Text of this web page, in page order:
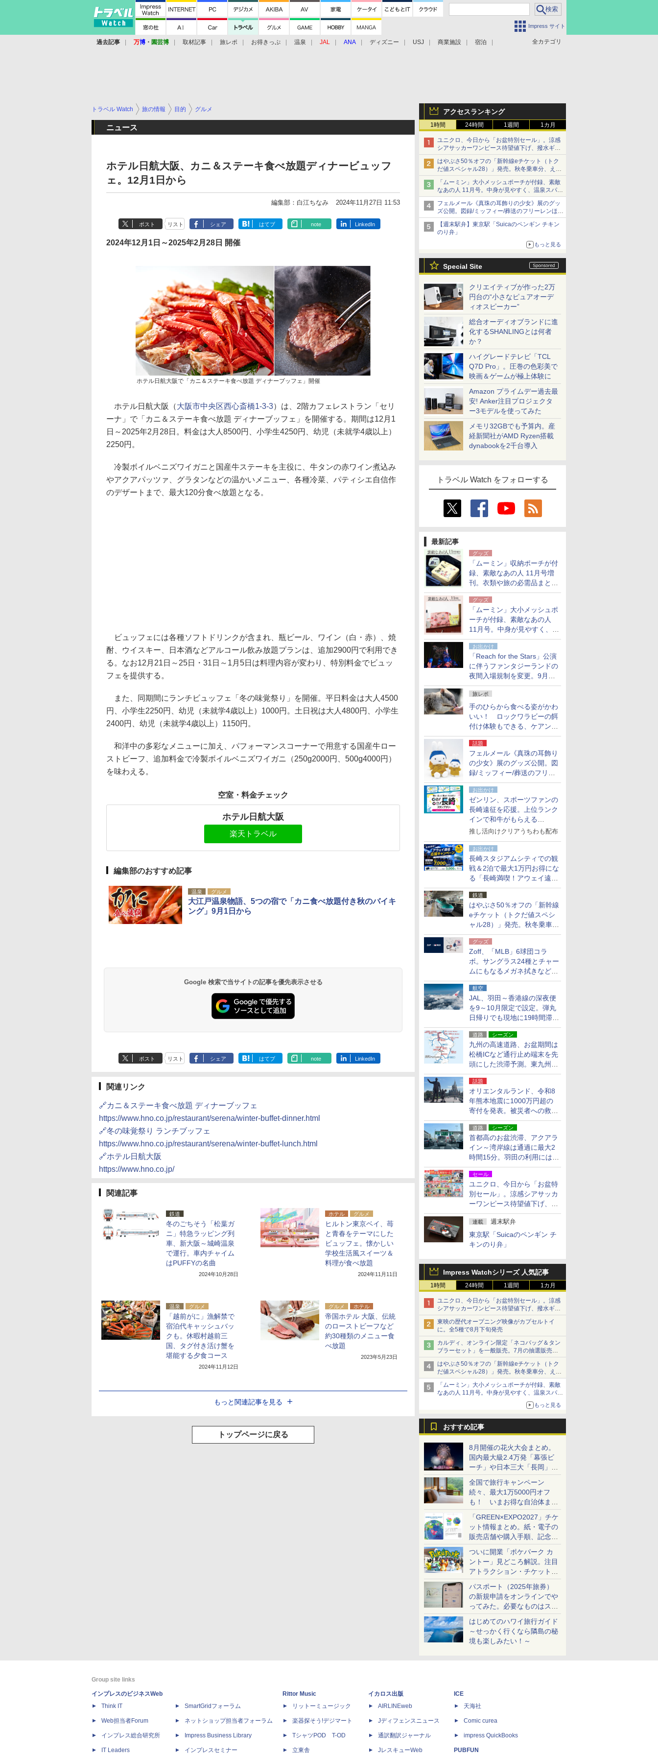
Impress サイト
全カテゴリ
過去記事 万博 ・ 園芸博 取材記事 旅レポ お得きっぷ 温泉 JAL ANA ディズニー USJ 商業施設 宿泊
アクセスランキング
1時間 24時間 1週間 1カ月
ユニクロ、今日から「お盆特別セール」。涼感
シアサッカーワンピース待望値下げ、撥水ギア
ショーツは1990円に
はやぶさ50％オフの「新幹線eチケット（トク
だ値スペシャル28）」発売。秋冬乗車分、えき
ねっと限定
「ムーミン」大小メッシュポーチが付録、素敵
なあの人 11月号。中身が見やすく、温泉スパに
も使える
フェルメール《真珠の耳飾りの少女》展のグッ
ズ公開。図録/ミッフィー/葬送のフリーレンほ
か、注目ブランドコラボが実現
【週末駅弁】東京駅「Suicaのペンギン チキン
のり弁」
もっと見る
Special Site
クリエイティブが作った2万
円台の“小さなピュアオーデ
ィオスピーカー”
総合オーディオブランドに進
化するSHANLINGとは何者
か？
ハイグレードテレビ「TCL
Q7D Pro」。圧巻の色彩美で
映画＆ゲームが極上体験に
Amazon プライムデー過去最
安! Anker注目プロジェクタ
ー3モデルを使ってみた
メモリ32GBでも予算内。産
経新聞社がAMD Ryzen搭載
dynabookを2千台導入
トラベル Watch をフォローする
最新記事
グッズ
「ムーミン」収納ポーチが付
録、素敵なあの人 11月号増
刊。衣類や旅の必需品まとま
る大小2個セット
グッズ
「ムーミン」大小メッシュポ
ーチが付録、素敵なあの人
11月号。中身が見やすく、温
泉スパにも使える
お出かけ
「Reach for the Stars」公演
に伴うファンタジーランドの
夜間入場規制を変更。9月か
ら18時50分～20時ごろに
旅レポ
手のひらから食べる姿がかわ
いい！ ロックワラビーの餌
付け体験もできる、ケアンズ
でアサートン高原の日本語ガ
イド付きツアーに参加してみ
た
話題
フェルメール《真珠の耳飾り
の少女》展のグッズ公開。図
録/ミッフィー/葬送のフリー
レンほか、注目ブランドコラ
ボが実現
お出かけ
ゼンリン、スポーツファンの
長崎遠征を応援。上位ランク
インで和牛がもらえる
「GO！GO！長崎スタンプラ
推し活向けクリアうちわも配布
お出かけ
長崎スタジアムシティでの観
戦＆2泊で最大1万円お得にな
る「長崎満喫！アウェイ遠征
応援キャンペーン」
鉄道
はやぶさ50％オフの「新幹線
eチケット（トクだ値スペシ
ャル28）」発売。秋冬乗車
分、えきねっと限定
グッズ
Zoff、「MLB」6球団コラ
ボ。サングラス24種とチャー
ムにもなるメガネ拭きなど雑
貨24種
航空
JAL、羽田～香港線の深夜便
を9～10月限定で設定。弾丸
日帰りでも現地に19時間滞在
できる
道路 シーズン
九州の高速道路、お盆期間は
松橋ICなど通行止め端末を先
頭にした渋滞予測。東九州道
への迂回は料金調整を実施
話題
オリエンタルランド、令和8
年熊本地震に1000万円超の
寄付を発表。被災者への救援
活動・復旧支援
道路 シーズン
首都高のお盆渋滞、アクアラ
イン～湾岸線は通過に最大2
時間15分。羽田の利用には
「空港西出口」の利用検討を
セール
ユニクロ、今日から「お盆特
別セール」。涼感シアサッカ
ーワンピース待望値下げ、撥
水ギアショーツは1990円に
連載 週末駅弁
東京駅「Suicaのペンギン チ
キンのり弁」
Impress Watchシリーズ 人気記事
1時間 24時間 1週間 1カ月
ユニクロ、今日から「お盆特別セール」。涼感
シアサッカーワンピース待望値下げ、撥水ギア
ショーツは1990円に
東映の歴代オープニング映像がカプセルトイ
に。全5種で8月下旬発売
カルディ、オンライン限定「ネコバッグ＆タン
ブラーセット」を一般販売。7月の抽選販売の
当選無効分
はやぶさ50％オフの「新幹線eチケット（トク
だ値スペシャル28）」発売。秋冬乗車分、えき
ねっと限定
「ムーミン」大小メッシュポーチが付録、素敵
なあの人 11月号。中身が見やすく、温泉スパに
もっと見る
おすすめ記事
8月開催の花火大会まとめ。
国内最大級2.4万発「幕張ビ
ーチ」や日本三大「長岡」な
ど大型イベント目白押し！
全国で旅行キャンペーン
続々、最大1万5000円オフ
も！ いまお得な自治体まと
め
「GREEN×EXPO2027」チケ
ット情報まとめ。紙・電子の
販売店舗や購入手順、記念チ
ケットも解説
ついに開業「ポケパーク カ
ントー」見どころ解説。注目
アトラクション・チケット手
配・来場前に必要な準備は？
パスポート（2025年旅券）
の新規申請をオンラインでや
ってみた。必要なものはスマ
ホとマイナカードのみ
はじめてのハワイ旅行ガイド
～せっかく行くなら隣島の秘
境も楽しみたい！～
トラベル Watch 旅の情報 目的 グルメ
ニュース
ホテル日航大阪、カニ＆ステーキ食べ放題ディナービュッフ
ェ。12月1日から
編集部：白江ちなみ 2024年11月27日 11:53
ポスト リスト シェア はてブ note LinkedIn
2024年12月1日～2025年2月28日 開催
ホテル日航大阪で「カニ＆ステーキ食べ放題 ディナーブッフェ」開催
ホテル日航大阪（大阪市中央区西心斎橋1-3-3）は、2階カフェレストラン「セリ
ーナ」で「カニ＆ステーキ食べ放題 ディナーブッフェ」を開催する。期間は12月1
日～2025年2月28日。料金は大人8500円、小学生4250円、幼児（未就学4歳以上）
2250円。
冷製ボイルベニズワイガニと国産牛ステーキを主役に、牛タンの赤ワイン煮込み
やアクアパッツァ、グラタンなどの温かいメニュー、各種冷菜、パティシエ自信作
のデザートまで、最大120分食べ放題となる。
ビュッフェには各種ソフトドリンクが含まれ、瓶ビール、ワイン（白・赤）、焼
酎、ウイスキー、日本酒などアルコール飲み放題プランは、追加2900円で利用でき
る。なお12月21日～25日・31日～1月5日は料理内容が変わり、特別料金でビュッ
フェを提供する。
また、同期間にランチビュッフェ「冬の味覚祭り」を開催。平日料金は大人4500
円、小学生2250円、幼児（未就学4歳以上）1000円。土日祝は大人4800円、小学生
2400円、幼児（未就学4歳以上）1150円。
和洋中の多彩なメニューに加え、パフォーマンスコーナーで用意する国産牛ロー
ストビーフ、追加料金で冷製ボイルベニズワイガニ（250g2000円、500g4000円）
を味わえる。
空室・料金チェック
ホテル日航大阪
楽天トラベル
編集部のおすすめ記事
温泉 グルメ
大江戸温泉物語、5つの宿で「カニ食べ放題付き秋のバイキ
ング」9月1日から
Google 検索で当サイトの記事を優先表示させる
ポスト リスト シェア はてブ note LinkedIn
関連リンク
🔗カニ＆ステーキ食べ放題 ディナーブッフェ
https://www.hno.co.jp/restaurant/serena/winter-buffet-dinner.html
🔗冬の味覚祭り ランチブッフェ
https://www.hno.co.jp/restaurant/serena/winter-buffet-lunch.html
🔗ホテル日航大阪
https://www.hno.co.jp/
関連記事
鉄道
冬のごちそう「松葉ガ
ニ」特急ラッピング列
車、新大阪～城崎温泉
で運行。車内チャイム
はPUFFYの名曲
2024年10月28日
ホテル グルメ
ヒルトン東京ベイ、苺
と青春をテーマにした
ビュッフェ。懐かしい
学校生活風スイーツ＆
料理が食べ放題
2024年11月11日
温泉 グルメ
「越前がに」漁解禁で
宿泊代キャッシュバッ
クも。休暇村越前三
国、タグ付き活け蟹を
堪能する夕食コース
2024年11月12日
グルメ ホテル
帝国ホテル 大阪、伝統
のローストビーフなど
約30種類のメニュー食
べ放題
2023年5月23日
もっと関連記事を見る
トップページに戻る
Group site links
インプレスのビジネスWeb
Think IT
Web担当者Forum
インプレス総合研究所
IT Leaders
SmartGridフォーラム
ネットショップ担当者フォーラム
Impress Business Library
インプレスセミナー
Rittor Music
リットーミュージック
楽器探そう!デジマート
TシャツPOD T-OD
立東舎
イカロス出版
AIRLINEweb
Jディフェンスニュース
通訳翻訳ジャーナル
JレスキューWeb
ICE
天海社
Comic curea
impress QuickBooks
PUBFUN